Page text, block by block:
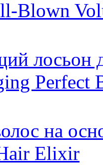
Blown
лосьон
Perfect
на
Elixir